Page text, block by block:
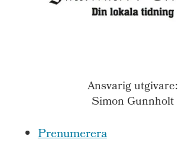
Ansvarig utgivare:
Simon Gunnholt
Prenumerera